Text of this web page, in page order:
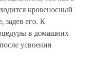
кровеносный
задев его. К
в домашних
усвоения